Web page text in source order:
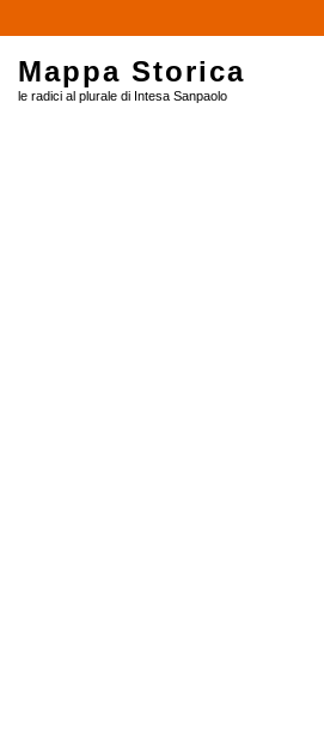
Mappa Storica
le radici al plurale di Intesa Sanpaolo